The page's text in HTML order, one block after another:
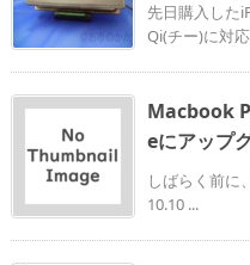
先日購入した
Qi(チー)に対
Macbook
eにアップ
しばらく前に
10.10 ...